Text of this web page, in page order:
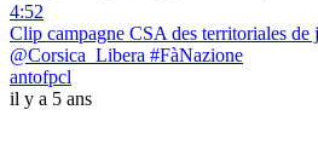
4:52
Clip campagne CSA des territoriales de
@Corsica_Libera #FàNazione
antofpcl
il y a 5 ans